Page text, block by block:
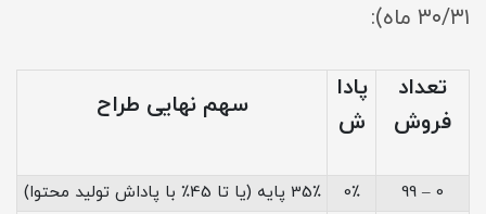
۳۰/۳۱ ماه):
تعداد
فروش
پادا
ش
سهم نهایی طراح
0 – 99 0٪ 35٪ پایه (یا تا 45٪ با پاداش تولید محتوا)